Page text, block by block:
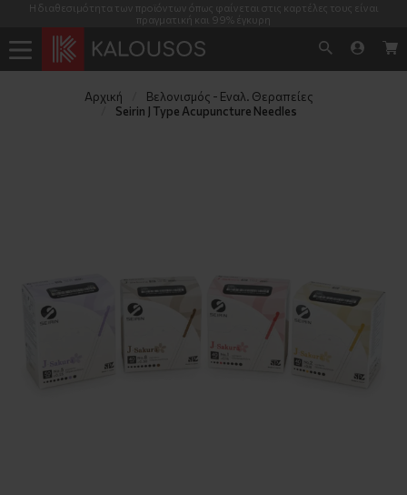
Η διαθεσιμότητα των προϊόντων όπως φαίνεται στις καρτέλες τους είναι
πραγματική και 99% έγκυρη
Αρχική
Βελονισμός - Εναλ. Θεραπείες
Seirin J Type Acupuncture Needles